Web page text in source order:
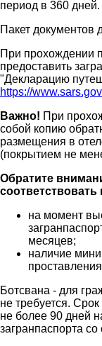
период в 360 дней.
Пакет документов
При прохождении
предоставить
"Декларацию
https://
Важно! При
собой копию
размещения в
(покрытием не
Обратите
на момент
месяцев;
наличие
Ботсвана - для
не требуется.
не более 90 дней
загранпаспорта